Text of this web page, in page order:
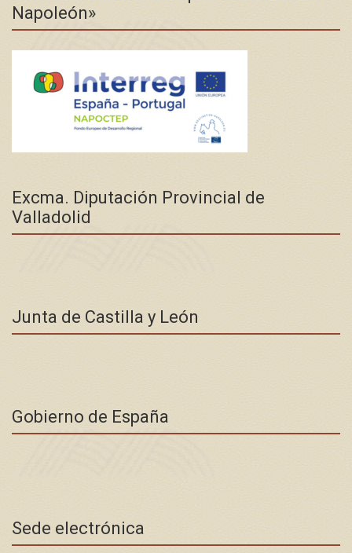
Napoleón»
Excma. Diputación Provincial de
Valladolid
Junta de Castilla y León
Gobierno de España
Sede electrónica